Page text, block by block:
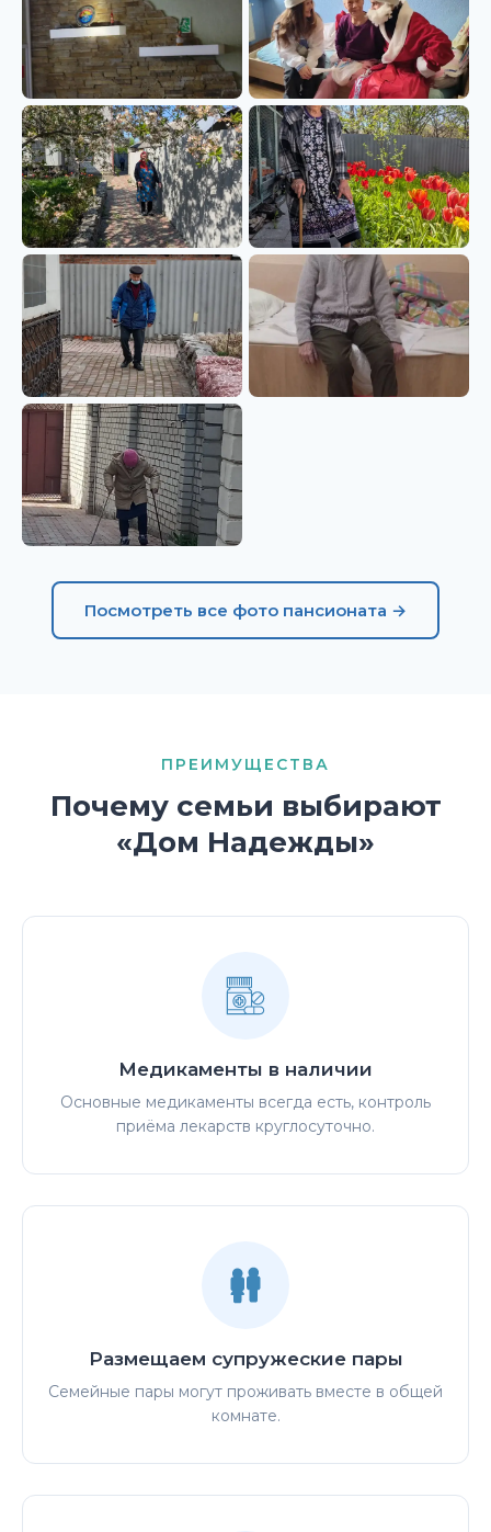
Посмотреть все фото пансионата →
ПРЕИМУЩЕСТВА
Почему семьи выбирают
«Дом Надежды»
Медикаменты в наличии
Основные медикаменты всегда есть, контроль
приёма лекарств круглосуточно.
Размещаем супружеские пары
Семейные пары могут проживать вместе в общей
комнате.